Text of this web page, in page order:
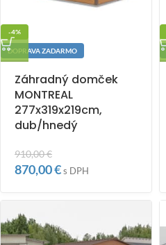
-4%
DOPRAVA ZADARMO
Záhradný domček
MONTREAL
277x319x219cm,
dub/hnedý
910,00€
870,00€s DPH